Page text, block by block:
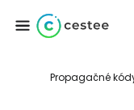
Propagačné